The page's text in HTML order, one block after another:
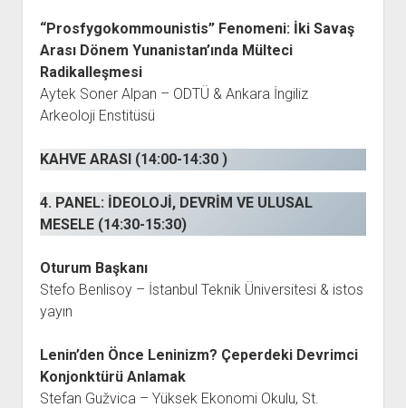
“Prosfygokommounistis” Fenomeni: İki Savaş
Arası Dönem Yunanistan’ında Mülteci
Radikalleşmesi
Aytek Soner Alpan – ODTÜ & Ankara İngiliz
Arkeoloji Enstitüsü
KAHVE ARASI (14:00-14:30 )
4. PANEL: İDEOLOJİ, DEVRİM VE ULUSAL
MESELE (14:30-15:30)
Oturum Başkanı
Stefo Benlisoy – İstanbul Teknik Üniversitesi & istos
yayın
Lenin’den Önce Leninizm? Çeperdeki Devrimci
Konjonktürü Anlamak
Stefan Gužvica – Yüksek Ekonomi Okulu, St.